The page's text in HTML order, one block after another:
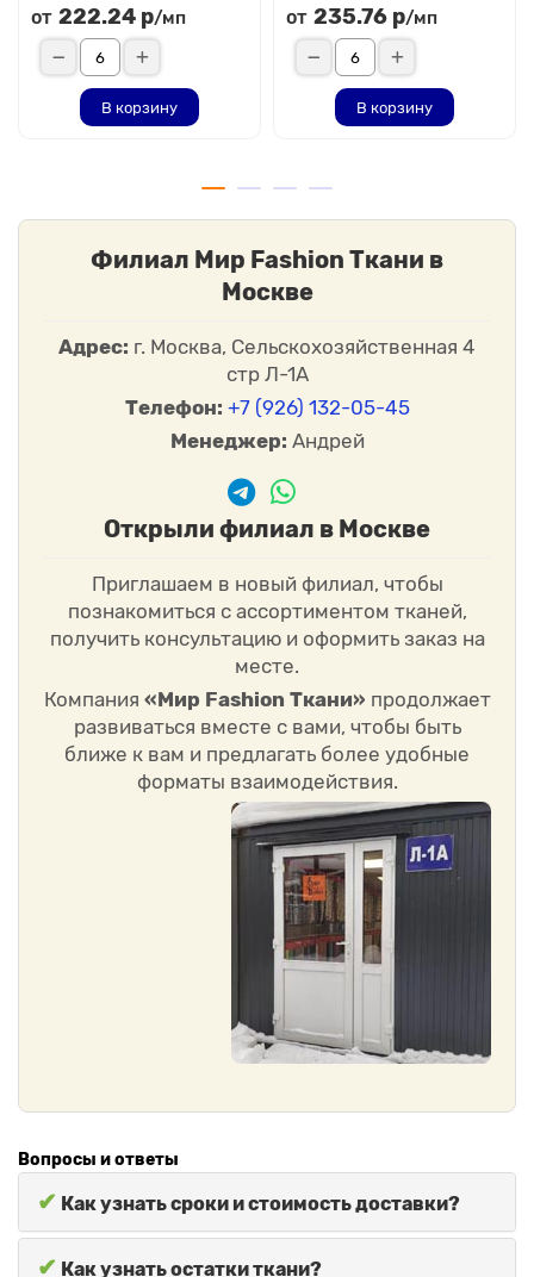
от 222.24 р/мп
В корзину
от 235.76 р/мп
В корзину
Филиал Мир Fashion Ткани в
Москве
Адрес: г. Москва, Сельскохозяйственная 4
стр Л-1А
Телефон: +7 (926) 132-05-45
Менеджер: Андрей
Открыли филиал в Москве
Приглашаем в новый филиал, чтобы
познакомиться с ассортиментом тканей,
получить консультацию и оформить заказ на
месте.
Компания «Мир Fashion Ткани» продолжает
развиваться вместе с вами, чтобы быть
ближе к вам и предлагать более удобные
форматы взаимодействия.
Вопросы и ответы
✔ Как узнать сроки и стоимость доставки?
✔ Как узнать остатки ткани?